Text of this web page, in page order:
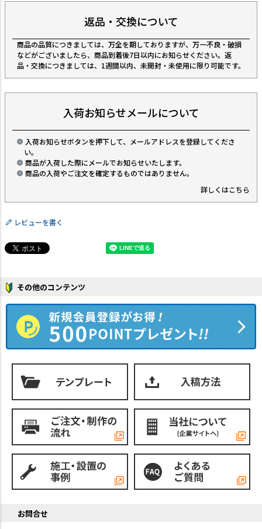
返品・交換について
商品の品質につきましては、万全を期しておりますが、万一不良・破損
などがございましたら、商品到着後7日以内にお知らせください。返
品・交換につきましては、1週間以内、未開封・未使用に限り可能です。
入荷お知らせメールについて
入荷お知らせボタンを押下して、メールアドレスを登録してくださ
い。
商品が入荷した際にメールでお知らせいたします。
商品の入荷やご注文を確定するものではありません。
詳しくはこちら
レビューを書く
その他のコンテンツ
お問合せ